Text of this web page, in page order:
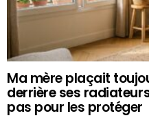
Ma mère plaçait
derrière ses
pas pour les protéger